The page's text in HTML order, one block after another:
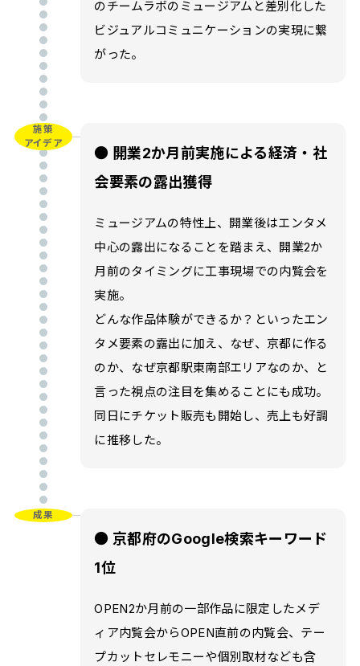
のチームラボのミュージアムと差別化した
ビジュアルコミュニケーションの実現に繋
がった。
施策
アイデア
● 開業2か月前実施による経済・社
会要素の露出獲得
ミュージアムの特性上、開業後はエンタメ
中心の露出になることを踏まえ、開業2か
月前のタイミングに工事現場での内覧会を
実施。
どんな作品体験ができるか？といったエン
タメ要素の露出に加え、なぜ、京都に作る
のか、なぜ京都駅東南部エリアなのか、と
言った視点の注目を集めることにも成功。
同日にチケット販売も開始し、売上も好調
に推移した。
成果
● 京都府のGoogle検索キーワード
1位
OPEN2か月前の一部作品に限定したメデ
ィア内覧会からOPEN直前の内覧会、テー
プカットセレモニーや個別取材なども含